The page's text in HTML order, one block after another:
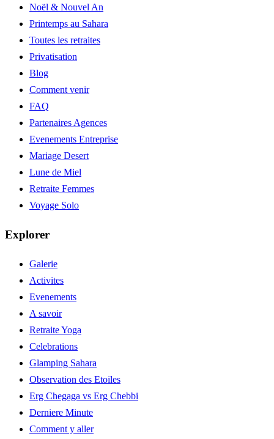
Noël & Nouvel An
Printemps au Sahara
Toutes les retraites
Privatisation
Blog
Comment venir
FAQ
Partenaires Agences
Evenements Entreprise
Mariage Desert
Lune de Miel
Retraite Femmes
Voyage Solo
Explorer
Galerie
Activites
Evenements
A savoir
Retraite Yoga
Celebrations
Glamping Sahara
Observation des Etoiles
Erg Chegaga vs Erg Chebbi
Derniere Minute
Comment y aller